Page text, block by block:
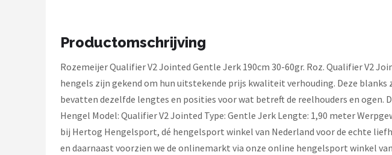
PB Products
Productomschrijving
Rozemeijer Qualifier V2 Jointed Gentle Jerk 190cm 30-60gr. Roz. Qualifier V2
hengels zijn gekend om hun uitstekende prijs kwaliteit verhouding. Deze
bevatten dezelfde lengtes en posities voor wat betreft de reelhouders en ogen.
Hengel Model: Qualifier V2 Jointed Type: Gentle Jerk Lengte: 1,90 meter
bij Hertog Hengelsport, dé hengelsport winkel van Nederland voor de echte
en daarnaast voorzien we de onlinemarkt via onze online hengelsport winkel